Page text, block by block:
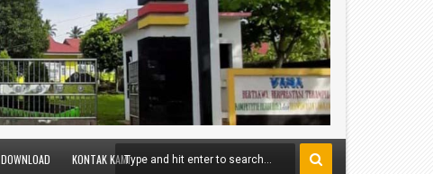
DOWNLOAD KONTAK KAMI